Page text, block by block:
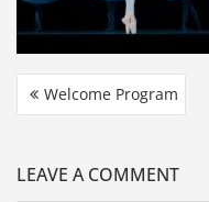
Welcome Program
LEAVE A COMMENT